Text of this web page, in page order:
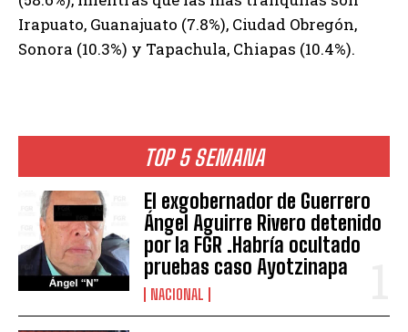
TOP 5 SEMANA
El exgobernador de Guerrero
Ángel Aguirre Rivero detenido
por la FGR .Habría ocultado
pruebas caso Ayotzinapa
NACIONAL
Irapuato, Guanajuato (7.8%), Ciudad Obregón,
Sonora (10.3%) y Tapachula, Chiapas (10.4%).